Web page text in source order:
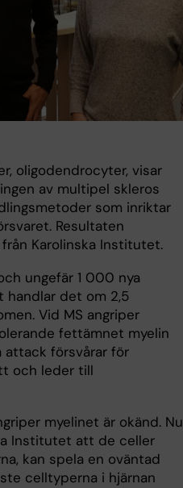
oligodendrocyter, visar
av multipel skleros
som inriktar
Resultaten
Karolinska Institutet.
ungefär 1 000 nya
handlar det om 2,5
Vid MS angriper
fettämnet myelin
attack försvårar för
och leder till
myelinet är okänd. Nu
Institutet att de celler
kan spela en oväntad
celltyperna i hjärnan